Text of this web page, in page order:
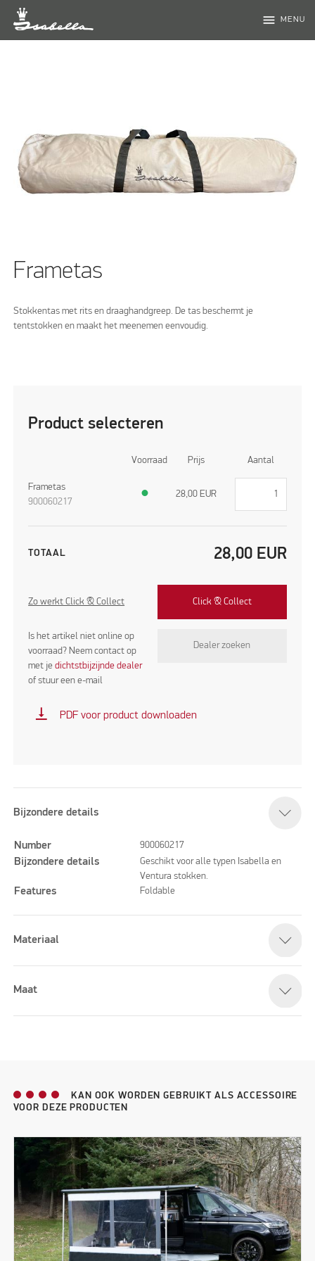
menu MENU
Frametas
Stokkentas met rits en draaghandgreep. De tas beschermt je
tentstokken en maakt het meenemen eenvoudig.
Product selecteren
Voorraad Prijs Aantal
Frametas
900060217
● 28,00 EUR
TOTAAL 28,00 EUR
Zo werkt Click & Collect Click & Collect
Is het artikel niet online op
voorraad? Neem contact op
met jedichtstbijzijnde dealer
of stuur een e-mail
Dealer zoeken
vertical_align_bottom PDF voor product downloaden
Bijzondere details
Number 900060217
Bijzondere details
Geschikt voor alle typen Isabella en
Ventura stokken.
Features Foldable
Materiaal
Maat
KAN OOK WORDEN GEBRUIKT ALS ACCESSOIRE
VOOR DEZE PRODUCTEN